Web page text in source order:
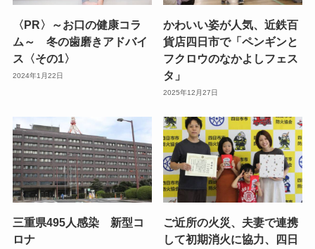
〈PR〉～お口の健康コラ
ム～ 冬の歯磨きアドバイ
ス〈その1〉
2024年1月22日
かわいい姿が人気、近鉄百
貨店四日市で「ペンギンと
フクロウのなかよしフェス
タ」
2025年12月27日
三重県495人感染 新型コ
ロナ
ご近所の火災、夫妻で連携
して初期消火に協力、四日